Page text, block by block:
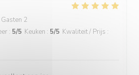
2
: 5/5 Keuken : 5/5 Kwaliteit / Prijs :